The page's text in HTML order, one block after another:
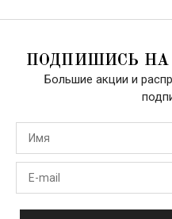
ПОДПИШИСЬ
Большие акции и